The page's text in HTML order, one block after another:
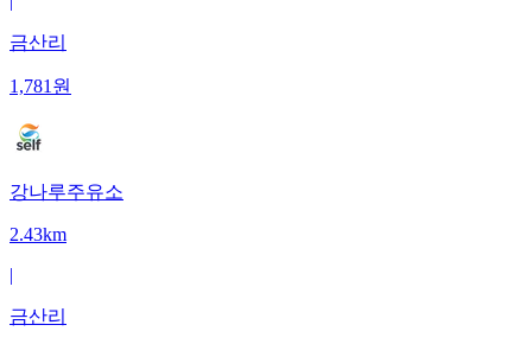
금산리
1,781 원
강나루주유소
2.43km
|
금산리